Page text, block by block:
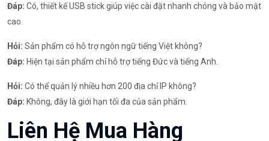
Đáp: Có, thiết kế USB stick giúp việc cài đặt nhanh chóng và bảo mật
cao.
Hỏi: Sản phẩm có hỗ trợ ngôn ngữ tiếng Việt không?
Đáp: Hiện tại sản phẩm chỉ hỗ trợ tiếng Đức và tiếng Anh.
Hỏi: Có thể quản lý nhiều hơn 200 địa chỉ IP không?
Đáp: Không, đây là giới hạn tối đa của sản phẩm.
Liên Hệ Mua Hàng